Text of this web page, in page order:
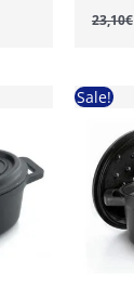
23,10€
Sale!